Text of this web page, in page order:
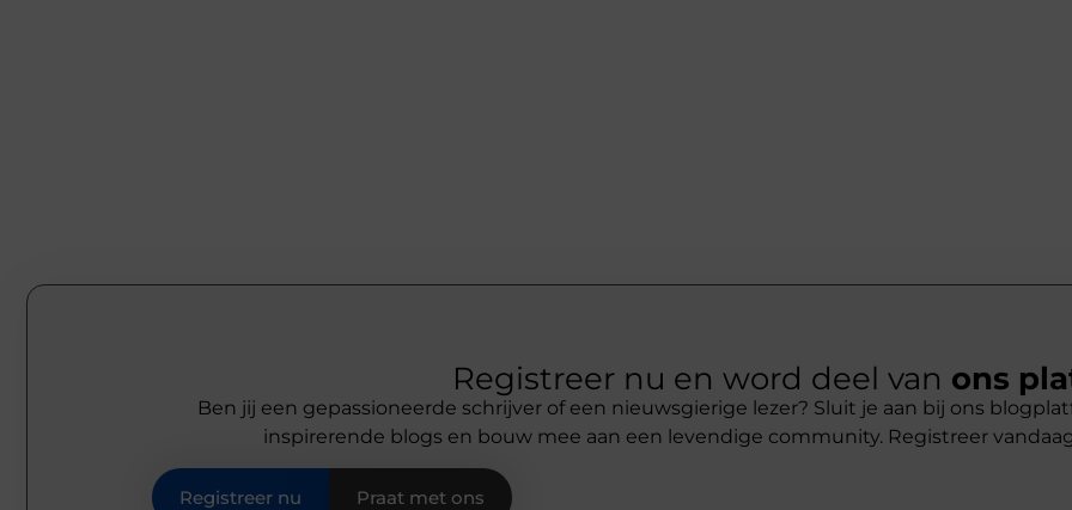
Registreer nu en word deel van ons
Ben jij een gepassioneerde schrijver of een nieuwsgierige lezer? Sluit je aan bij ons
inspirerende blogs en bouw mee aan een levendige community. Registreer
Registreer nu Praat met ons